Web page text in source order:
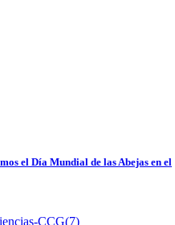
el Día Mundial de las Abejas en el